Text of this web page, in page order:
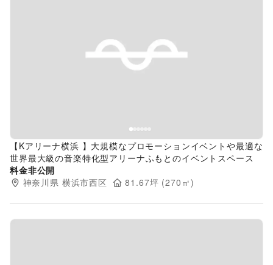
Previous slide
【Kアリーナ横浜 】大規模なプロモーションイベントや最適な
世界最大級の音楽特化型アリーナふもとのイベントスペース
料金非公開
神奈川県 横浜市西区 81.67坪 (270 ㎡)